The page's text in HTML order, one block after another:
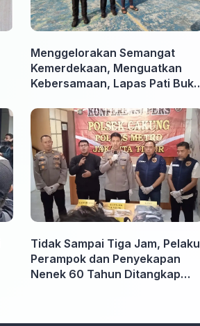
Menggelorakan Semangat
Kemerdekaan, Menguatkan
Kebersamaan, Lapas Pati Buka
Warga Binaan Antusias Ikuti
Berbagai Perlombaan
Tidak Sampai Tiga Jam, Pelaku
Perampok dan Penyekapan
Nenek 60 Tahun Ditangkap